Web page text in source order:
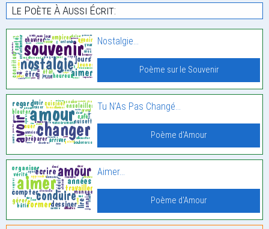
Le Poète À Aussi Écrit:
Nostalgie…
Poème sur le Souvenir
Tu N’As Pas Changé…
Poème d'Amour
Aimer…
Poème d'Amour